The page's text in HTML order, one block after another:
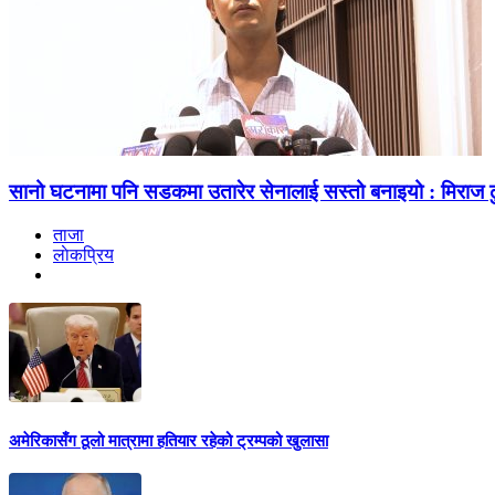
सानो घटनामा पनि सडकमा उतारेर सेनालाई सस्तो बनाइयो : मिराज
ताजा
लाेकप्रिय
अमेरिकासँग ठूलो मात्रामा हतियार रहेको ट्रम्पको खुलासा